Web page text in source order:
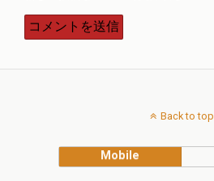
Back to top
Mobile